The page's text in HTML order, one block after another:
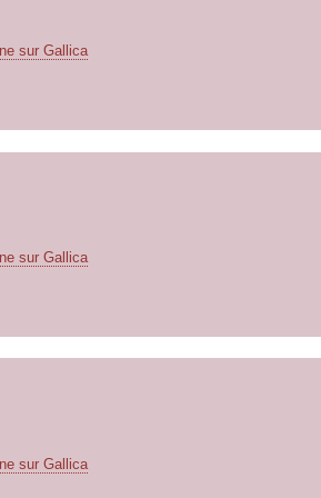
sur Gallica
sur Gallica
sur Gallica